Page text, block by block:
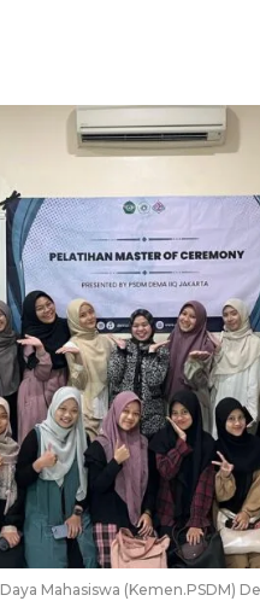
Mahasiswa (Kemen.PSDM)